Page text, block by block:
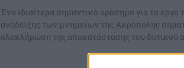
Ένα ιδιαίτερα σημαντικό ορόσημο για το έργο
ανάδειξης των μνημείων της Ακρόπολης
ολοκλήρωση της αποκατάστασης του δυτικού